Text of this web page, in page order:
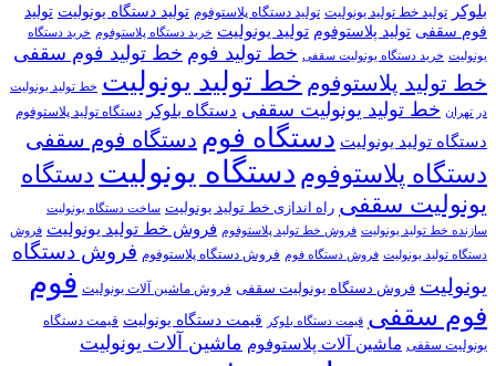
بلوکر تولید خط تولید یونولیت تولید دستگاه پلاستوفوم تولید دستگاه یونولیت تولید
فوم سقفی تولید پلاستوفوم تولید یونولیت خرید دستگاه پلاستوفوم خرید دستگاه
یونولیت خرید دستگاه یونولیت سقفی خط تولید فوم خط تولید فوم سقفی
خط تولید پلاستوفوم خط تولید یونولیت خط تولید یونولیت
در تهران خط تولید یونولیت سقفی دستگاه بلوکر دستگاه تولید پلاستوفوم
دستگاه تولید یونولیت دستگاه فوم دستگاه فوم سقفی
دستگاه پلاستوفوم دستگاه یونولیت دستگاه
یونولیت سقفی راه اندازی خط تولید یونولیت ساخت دستگاه یونولیت
سازنده خط تولید یونولیت فروش خط تولید پلاستوفوم فروش خط تولید یونولیت فروش
دستگاه تولید یونولیت فروش دستگاه فوم فروش دستگاه پلاستوفوم فروش دستگاه
یونولیت فروش دستگاه یونولیت سقفی فروش ماشین آلات یونولیت فوم
فوم سقفی قیمت دستگاه بلوکر قیمت دستگاه یونولیت قیمت دستگاه
یونولیت سقفی ماشین آلات پلاستوفوم ماشین آلات یونولیت